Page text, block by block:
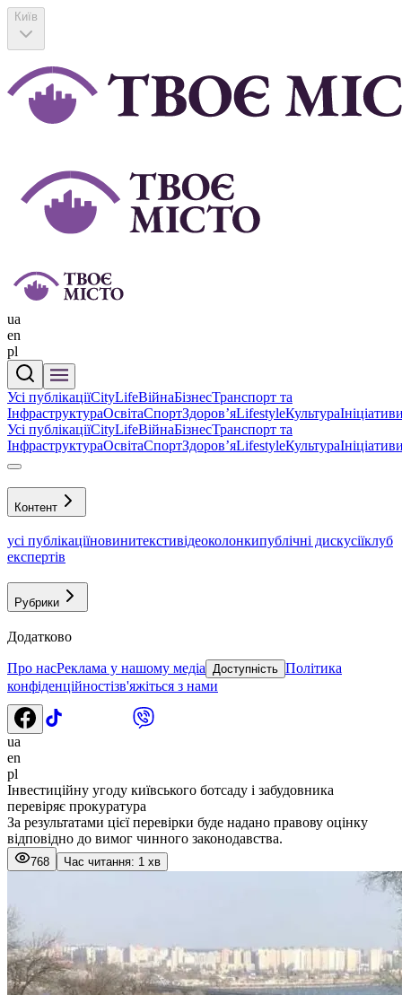
Київ
ua
en
pl
Усі публікаціїCityLifeВійнаБізнесТранспорт та
ІнфраструктураОсвітаСпортЗдоровʼяLifestyleКультура
Усі публікаціїCityLifeВійнаБізнесТранспорт та
ІнфраструктураОсвітаСпортЗдоровʼяLifestyleКультура
Контент
усі публікаціїновинитекстивідеоколонкипублічні дискусіїклуб
експертів
Рубрики
Додатково
Про насРеклама у нашому медіа Доступність Політика
конфіденційностізв'яжіться з нами
ua
en
pl
Інвестиційну угоду київського ботсаду і забудовника
перевіряє прокуратура
За результатами цієї перевірки буде надано правову оцінку
відповідно до вимог чинного законодавства.
768 Час читання: 1 хв